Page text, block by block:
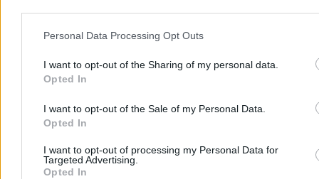
Personal Data Processing Opt Outs
I want to opt-out of the Sharing of my personal data.
Opted In
I want to opt-out of the Sale of my Personal Data.
Opted In
I want to opt-out of processing my Personal Data for
Targeted Advertising.
Opted In
Ewakuacja z Bliskiego Wschodu. Czeski rząd: Polecą cztery
Eksplozje w Dosze i alarmy w regionie. Iran rozszerza odwet
na sojuszników USA i Izraela
„psuje biznes”
Nocny atak drona na brytyjską bazę wojskową na Cyprze. Są
Chorwacja wolna od min. Historyczne ogłoszenie po niemal
30 latach rozminowywania
Na rynkach narasta niepokój. Giełdy w Azji w odwrocie,